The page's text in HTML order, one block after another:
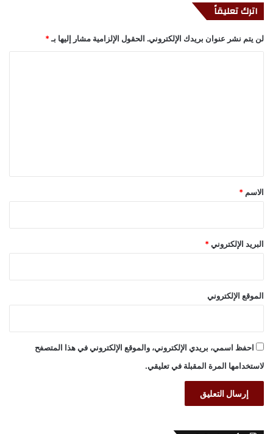
اترك تعليقاً
لن يتم نشر عنوان بريدك الإلكتروني. الحقول الإلزامية مشار إليها بـ*
*
الاسم *
البريد الإلكتروني *
الموقع الإلكتروني
احفظ اسمي، بريدي الإلكتروني، والموقع الإلكتروني في هذا المتصفح
لاستخدامها المرة المقبلة في تعليقي.